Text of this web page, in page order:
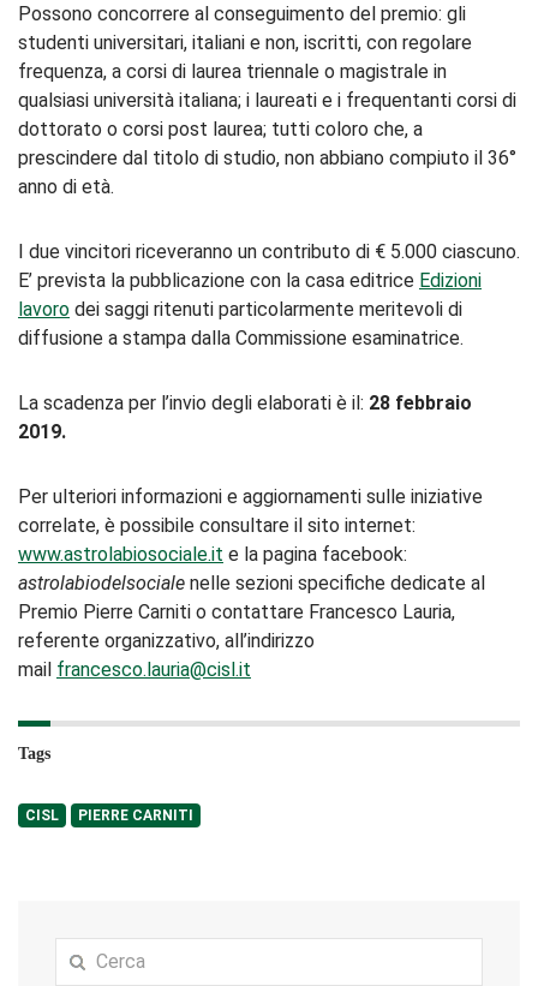
Possono concorrere al conseguimento del premio: gli
studenti universitari, italiani e non, iscritti, con regolare
frequenza, a corsi di laurea triennale o magistrale in
qualsiasi università italiana; i laureati e i frequentanti corsi di
dottorato o corsi post laurea; tutti coloro che, a
prescindere dal titolo di studio, non abbiano compiuto il 36°
anno di età.
I due vincitori riceveranno un contributo di € 5.000 ciascuno.
E’ prevista la pubblicazione con la casa editrice Edizioni
lavoro dei saggi ritenuti particolarmente meritevoli di
diffusione a stampa dalla Commissione esaminatrice.
La scadenza per l’invio degli elaborati è il: 28 febbraio
2019.
Per ulteriori informazioni e aggiornamenti sulle iniziative
correlate, è possibile consultare il sito internet:
www.astrolabiosociale.it e la pagina facebook:
astrolabiodelsociale nelle sezioni specifiche dedicate al
Premio Pierre Carniti o contattare Francesco Lauria,
referente organizzativo, all’indirizzo
mail francesco.lauria@cisl.it
Tags
CISL PIERRE CARNITI